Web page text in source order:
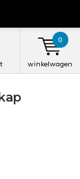
winkelwagen
0